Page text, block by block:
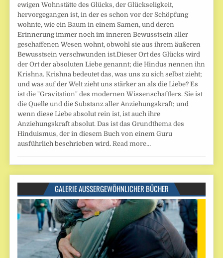
ewigen Wohnstätte des Glücks, der Glückseligkeit,
hervorgegangen ist, in der es schon vor der Schöpfung
wohnte, wie ein Baum in einem Samen, und deren
Erinnerung immer noch im inneren Bewusstsein aller
geschaffenen Wesen wohnt, obwohl sie aus ihrem äußeren
Bewusstsein verschwunden ist.Dieser Ort des Glücks wird
der Ort der absoluten Liebe genannt; die Hindus nennen ihn
Krishna. Krishna bedeutet das, was uns zu sich selbst zieht;
und was auf der Welt zieht uns stärker an als die Liebe? Es
ist die "Gravitation" des modernen Wissenschaftlers. Sie ist
die Quelle und die Substanz aller Anziehungskraft; und
wenn diese Liebe absolut rein ist, ist auch ihre
Anziehungskraft absolut. Das ist das Grundthema des
Hinduismus, der in diesem Buch von einem Guru
ausführlich beschrieben wird. Read more…
GALERIE AUSSERGEWÖHNLICHER BÜCHER